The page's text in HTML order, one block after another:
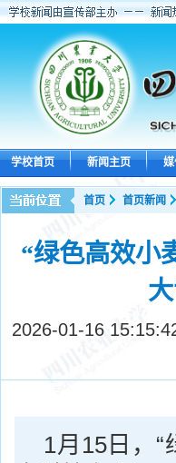
学校首页 新闻主页 媒
首页 首页新闻
“绿色高效小
2026-01-16
1月15日，